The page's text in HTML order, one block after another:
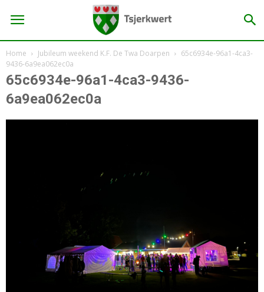
Home Jubileum weekend K.F. De Twa Doarpen
65c6934e-96a1-4ca3-
9436-6a9ea062ec0a
65c6934e-96a1-4ca3-9436-
6a9ea062ec0a